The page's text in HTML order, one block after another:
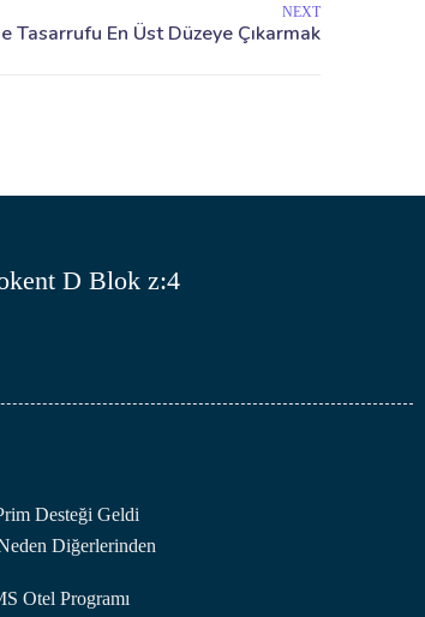
NEXT
D Blok z:4
Desteği Geldi
Diğerlerinden
Otel Programı